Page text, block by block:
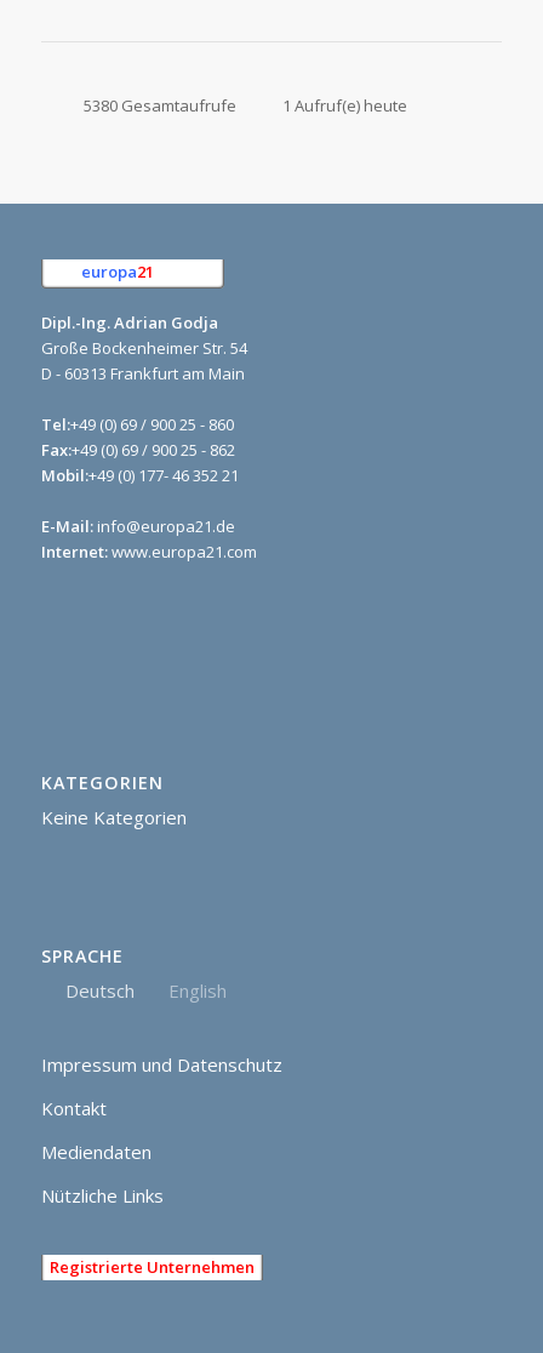
5380 Gesamtaufrufe 1 Aufruf(e) heute
europa21
Dipl.-Ing. Adrian Godja
Große Bockenheimer Str. 54
D - 60313 Frankfurt am Main
Tel:+49 (0) 69 / 900 25 - 860
Fax:+49 (0) 69 / 900 25 - 862
Mobil:+49 (0) 177- 46 352 21
E-Mail: info@europa21.de
Internet:www.europa21.com
KATEGORIEN
Keine Kategorien
SPRACHE
Deutsch English
Impressum und Datenschutz
Kontakt
Mediendaten
Nützliche Links
Registrierte Unternehmen